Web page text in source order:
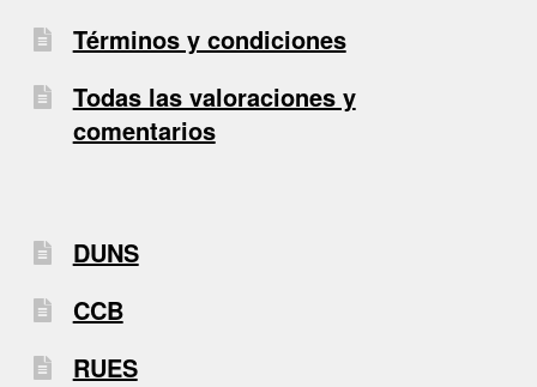
Términos y condiciones
Todas las valoraciones y
comentarios
DUNS
CCB
RUES